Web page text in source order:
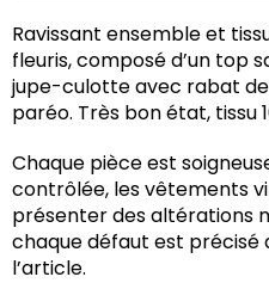
Ravissant ensemble et
fleuris, composé d’un top
jupe-culotte avec rabat
paréo. Très bon état, tissu
Chaque pièce est
contrôlée, les vêtements
présenter des altérations
chaque défaut est précisé
l’article.